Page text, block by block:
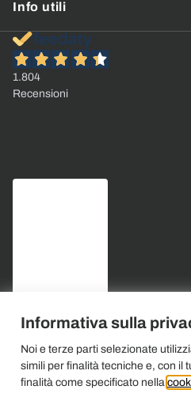
Informativa sulla
Noi e terze parti selezionate
simili per finalità tecniche e, con il
finalità come specificato nella
Info utili
1.804
Recensioni